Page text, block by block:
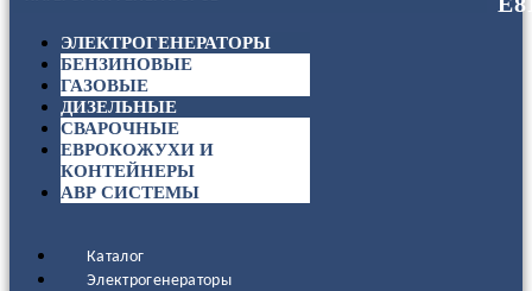
ЭЛЕКТРОГЕНЕРАТОРЫ
БЕНЗИНОВЫЕ
ГАЗОВЫЕ
ДИЗЕЛЬНЫЕ
СВАРОЧНЫЕ
ЕВРОКОЖУХИ И
КОНТЕЙНЕРЫ
АВР СИСТЕМЫ
Каталог
Электрогенераторы